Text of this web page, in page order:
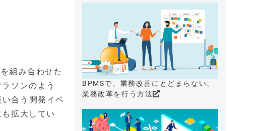
組み合わせた
ソンのよう
合う開発イベ
拡大してい
BPMSで、業務改善にとどまらない、
業務改革を行う方法